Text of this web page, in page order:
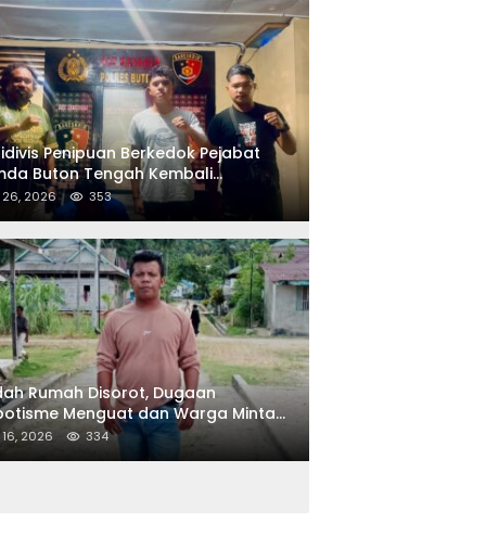
Penipuan Berkedok Pejabat
Buton Tengah Kembali
Polisi
26, 2026 353
Rumah Disorot, Dugaan
Menguat dan Warga Minta
Audit Dana Desa di Lowulowu
2026 334